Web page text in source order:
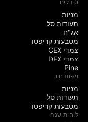
סורקים
מניות‏
תעודות סל
אג"ח
מטבעות קריפטו
צמדי CEX
צמדי DEX
Pine
מפות חום
מניות‏
תעודות סל
מטבעות קריפטו
לוחות שנה